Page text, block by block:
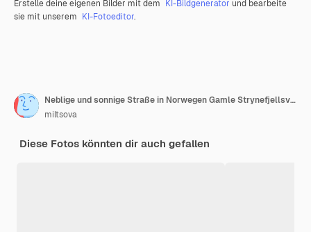
Erstelle deine eigenen Bilder mit dem KI-Bildgenerator und bearbeite
sie mit unserem KI-Fotoeditor.
Neblige und sonnige Straße in Norwegen Gamle Strynefjellsvegen
miltsova
Diese Fotos könnten dir auch gefallen